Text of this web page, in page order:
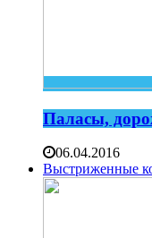
Паласы,
06.04.2016
Выстриженные